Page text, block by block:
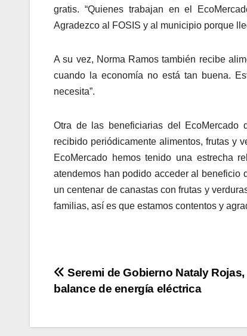
gratis. “Quienes trabajan en el
Agradezco al FOSIS y al municipio porque
A su vez, Norma Ramos también recibe
cuando la economía no está tan buena.
necesita”.
Otra de las beneficiarias del
recibido periódicamente alimentos, frutas y
EcoMercado hemos tenido una estrecha
atendemos han podido acceder al beneficio
un centenar de canastas con frutas y
familias, así es que estamos contentos y
Navegación
entradas
Seremi de Gobierno Nataly
balance de energía eléctrica